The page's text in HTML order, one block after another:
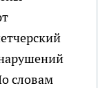
словам